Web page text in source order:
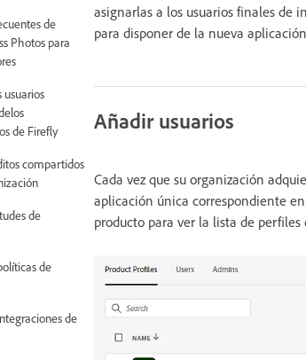
de
Photos para
usuarios
de Firefly
compartidos
de
de
de
asignarlas a los usuarios finales
para disponer de la nueva
Añadir usuarios
Cada vez que su organización
aplicación única correspondiente
producto para ver la lista de